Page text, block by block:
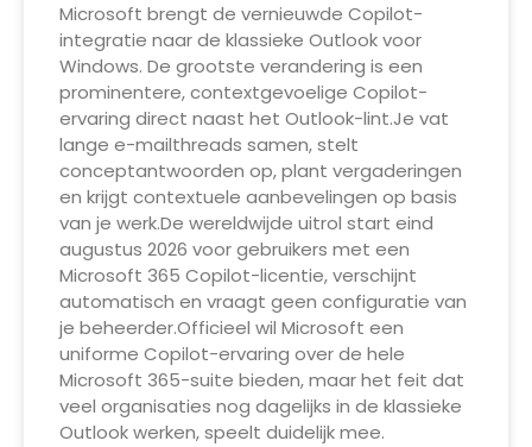
Microsoft brengt de vernieuwde Copilot-
integratie naar de klassieke Outlook voor
Windows. De grootste verandering is een
prominentere, contextgevoelige Copilot-
ervaring direct naast het Outlook-lint.Je vat
lange e-mailthreads samen, stelt
conceptantwoorden op, plant vergaderingen
en krijgt contextuele aanbevelingen op basis
van je werk.De wereldwijde uitrol start eind
augustus 2026 voor gebruikers met een
Microsoft 365 Copilot-licentie, verschijnt
automatisch en vraagt geen configuratie van
je beheerder.Officieel wil Microsoft een
uniforme Copilot-ervaring over de hele
Microsoft 365-suite bieden, maar het feit dat
veel organisaties nog dagelijks in de klassieke
Outlook werken, speelt duidelijk mee.